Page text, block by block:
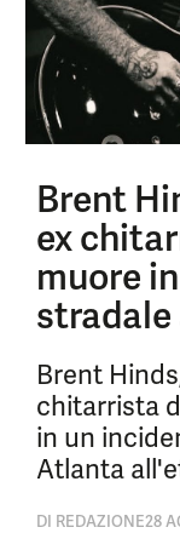
Brent
ex
muore
Brent
chitarrista
in un
Atlanta
DI REDAZIONE28